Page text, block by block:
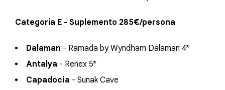
Categoría E - Suplemento 285€/persona
Dalaman - Ramada by Wyndham Dalaman 4*
Antalya - Renex 5*
Capadocia - Sunak Cave